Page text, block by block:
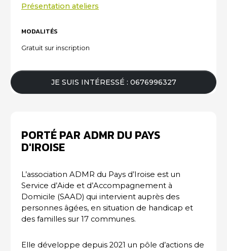
Présentation ateliers
MODALITÉS
Gratuit sur inscription
JE SUIS INTÉRESSÉ : 0676996327
PORTÉ PAR ADMR DU PAYS
D'IROISE
L’association ADMR du Pays d’Iroise est un
Service d’Aide et d’Accompagnement à
Domicile (SAAD) qui intervient auprès des
personnes âgées, en situation de handicap et
des familles sur 17 communes.
Elle développe depuis 2021 un pôle d’actions de